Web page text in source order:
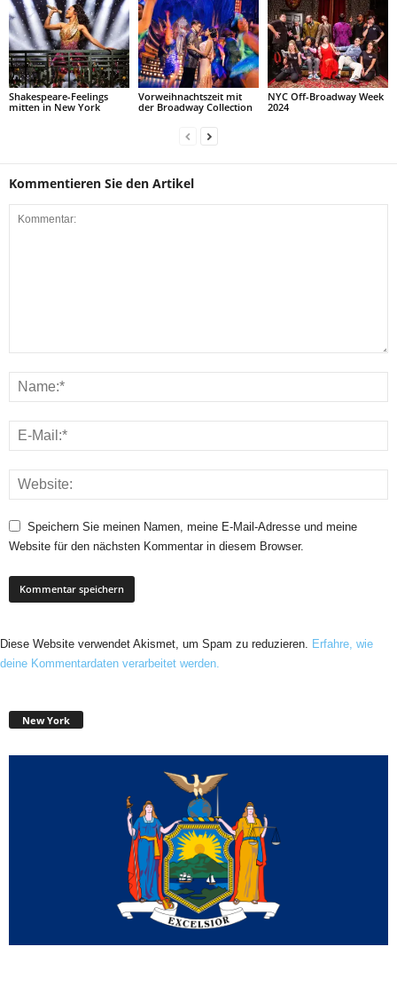
Shakespeare-Feelings
mitten in New York
Vorweihnachtszeit mit
der Broadway Collection
NYC Off-Broadway Week
2024
Kommentieren Sie den Artikel
Speichern Sie meinen Namen, meine E-Mail-Adresse und meine
Website für den nächsten Kommentar in diesem Browser.
Diese Website verwendet Akismet, um Spam zu reduzieren. Erfahre, wie
deine Kommentardaten verarbeitet werden.
New York